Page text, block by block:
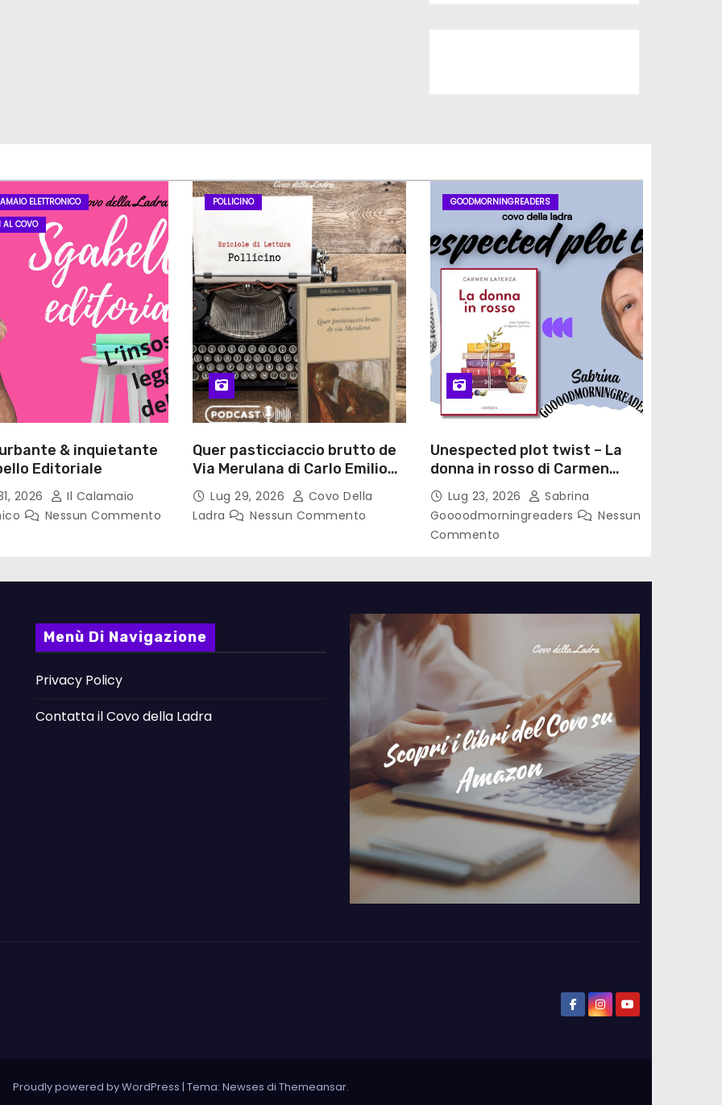
ELETTRONICO
AL COVO
& inquietante
Editoriale
2026
Il Calamaio
Nessun Commento
POLLICINO
Quer pasticciaccio brutto de
Via Merulana di Carlo Emilio
Gadda – Pollicino. Briciole di
lettura
Lug 29, 2026
Covo Della
Ladra
Nessun Commento
GOODMORNINGREADERS
Unespected plot twist – La
donna in rosso di Carmen
Laterza
Lug 23, 2026
Sabrina
Goooodmorningreaders
Nessun
Commento
Menù Di Navigazione
Privacy Policy
Contatta il Covo della Ladra
Proudly powered by WordPress | Tema: Newses di Themeansar.